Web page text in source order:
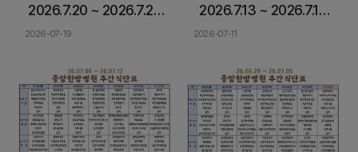
2026.7.20 ~ 2026.7.26
중앙한방병원 입원식단 &
2026-07-19
2026.7.13 ~ 2026.7.19
중앙한방병원 입원식단 &
2026-07-11